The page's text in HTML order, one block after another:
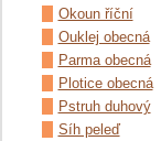
Okoun říční
Ouklej obecná
Parma obecná
Plotice obecná
Pstruh duhový
Síh peleď